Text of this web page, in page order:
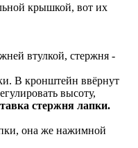
крышкой, вот их
втулкой, стержня -
В кронштейн ввёрнут
высоту,
стержня лапки.
она же нажимной